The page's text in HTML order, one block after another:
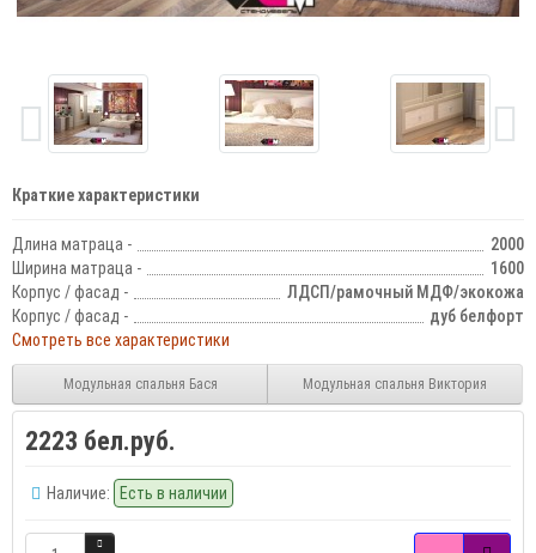
Краткие характеристики
Длина матраца -
2000
Ширина матраца -
1600
Корпус / фасад -
ЛДСП/рамочный МДФ/экокожа
Корпус / фасад -
дуб белфорт
Смотреть все характеристики
Модульная спальня Бася Модульная спальня Виктория
2223 бел.руб.
Наличие: Есть в наличии